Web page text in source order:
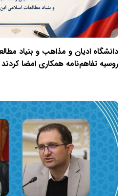
دانشگاه ادیان و مذاهب و بنیاد
روسیه تفاهم‌نامه همکاری امضا کردند